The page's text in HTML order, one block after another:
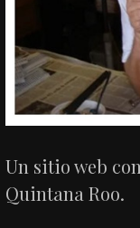
Un sitio web
Quintana Roo.